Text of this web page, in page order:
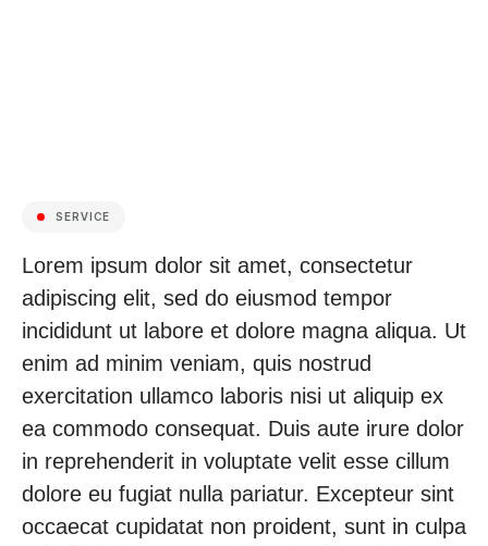
SERVICE
Lorem ipsum dolor sit amet, consectetur
adipiscing elit, sed do eiusmod tempor
incididunt ut labore et dolore magna aliqua. Ut
enim ad minim veniam, quis nostrud
exercitation ullamco laboris nisi ut aliquip ex
ea commodo consequat. Duis aute irure dolor
in reprehenderit in voluptate velit esse cillum
dolore eu fugiat nulla pariatur. Excepteur sint
occaecat cupidatat non proident, sunt in culpa